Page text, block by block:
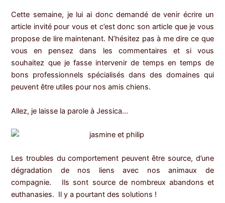
Cette semaine, je lui ai donc demandé de venir écrire un
article invité pour vous et c’est donc son article que je vous
propose de lire maintenant. N’hésitez pas à me dire ce que
vous en pensez dans les commentaires et si vous
souhaitez que je fasse intervenir de temps en temps de
bons professionnels spécialisés dans des domaines qui
peuvent être utiles pour nos amis chiens.
Allez, je laisse la parole à Jessica…
Les troubles du comportement peuvent être source, d’une
dégradation de nos liens avec nos animaux de
compagnie. Ils sont source de nombreux abandons et
euthanasies. Il y a pourtant des solutions !